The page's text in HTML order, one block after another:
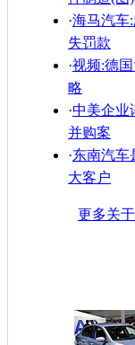
·海马汽车
失罚款
·视频:德
略
·中美企业
并购案
·东南汽车
大客户
更多关于